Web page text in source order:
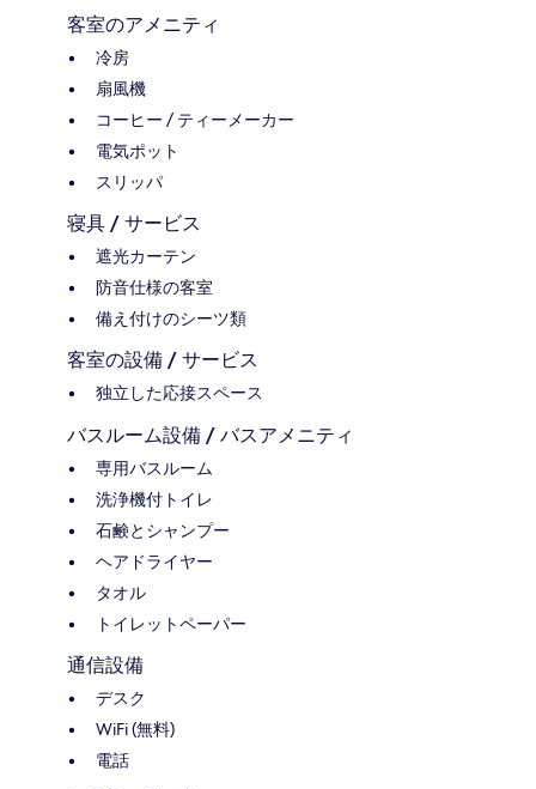
客室のアメニティ
冷房
扇風機
コーヒー / ティーメーカー
電気ポット
スリッパ
寝具 / サービス
遮光カーテン
防音仕様の客室
備え付けのシーツ類
客室の設備 / サービス
独立した応接スペース
バスルーム設備 / バスアメニティ
専用バスルーム
洗浄機付トイレ
石鹸とシャンプー
ヘアドライヤー
タオル
トイレットペーパー
通信設備
デスク
WiFi (無料)
電話